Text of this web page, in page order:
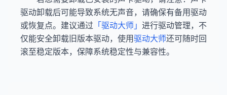
驱动卸载后可能导致系统无声音，请确保有备用驱动
或恢复点。建议通过 「驱动大师」 进行驱动管理，不
仅能安全卸载旧版本驱动，使用驱动大师还可随时回
滚至稳定版本，保障系统稳定性与兼容性。